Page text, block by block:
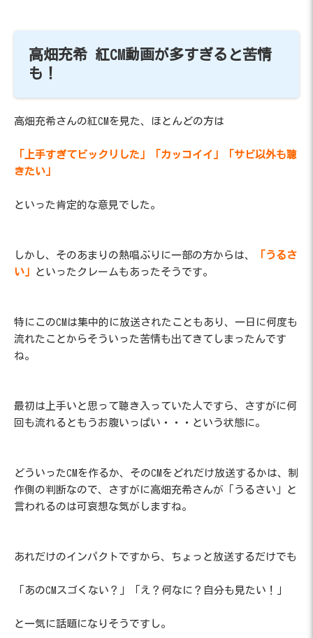
高畑充希 紅CM動画が多すぎると苦情
も！
高畑充希さんの紅CMを見た、ほとんどの方は
「上手すぎてビックリした」「カッコイイ」「サビ以外も聴
きたい」
といった肯定的な意見でした。
しかし、そのあまりの熱唱ぶりに一部の方からは、
「うるさ
い」
といったクレームもあったそうです。
特にこのCMは集中的に放送されたこともあり、一日に何度も
流れたことからそういった苦情も出てきてしまったんです
ね。
最初は上手いと思って聴き入っていた人ですら、さすがに何
回も流れるともうお腹いっぱい・・・という状態に。
どういったCMを作るか、そのCMをどれだけ放送するかは、制
作側の判断なので、さすがに高畑充希さんが「うるさい」と
言われるのは可哀想な気がしますね。
あれだけのインパクトですから、ちょっと放送するだけでも
「あのCMスゴくない？」「え？何なに？自分も見たい！」
と一気に話題になりそうですし。